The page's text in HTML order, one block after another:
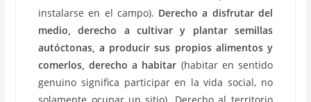
instalarse en el campo). Derecho a disfrutar del
medio, derecho a cultivar y plantar semillas
autóctonas, a producir sus propios alimentos y
comerlos, derecho a habitar (habitar en sentido
genuino significa participar en la vida social, no